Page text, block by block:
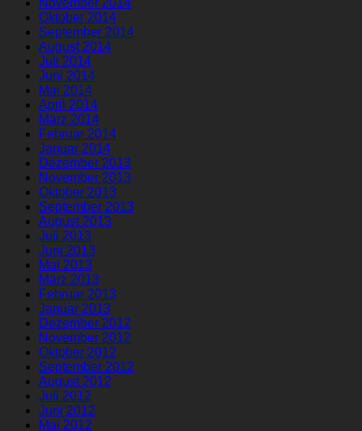
Oktober 2014
September 2014
August 2014
Juli 2014
Juni 2014
Mai 2014
April 2014
März 2014
Februar 2014
Januar 2014
Dezember 2013
November 2013
Oktober 2013
September 2013
August 2013
Juli 2013
Juni 2013
Mai 2013
März 2013
Februar 2013
Januar 2013
Dezember 2012
November 2012
Oktober 2012
September 2012
August 2012
Juli 2012
Juni 2012
Mai 2012